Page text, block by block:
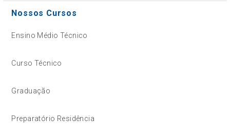
Nossos Cursos
Ensino Médio Técnico
Curso Técnico
Graduação
Preparatório Residência